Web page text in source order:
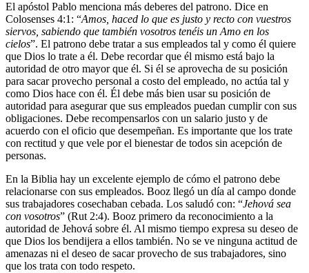
El apóstol Pablo menciona más deberes del patrono. Dice en
Colosenses 4:1: “Amos, haced lo que es justo y recto con vuestros
siervos, sabiendo que también vosotros tenéis un Amo en los
cielos”. El patrono debe tratar a sus empleados tal y como él quiere
que Dios lo trate a él. Debe recordar que él mismo está bajo la
autoridad de otro mayor que él. Si él se aprovecha de su posición
para sacar provecho personal a costo del empleado, no actúa tal y
como Dios hace con él. Él debe más bien usar su posición de
autoridad para asegurar que sus empleados puedan cumplir con sus
obligaciones. Debe recompensarlos con un salario justo y de
acuerdo con el oficio que desempeñan. Es importante que los trate
con rectitud y que vele por el bienestar de todos sin acepción de
personas.
En la Biblia hay un excelente ejemplo de cómo el patrono debe
relacionarse con sus empleados. Booz llegó un día al campo donde
sus trabajadores cosechaban cebada. Los saludó con: “Jehová sea
con vosotros” (Rut 2:4). Booz primero da reconocimiento a la
autoridad de Jehová sobre él. Al mismo tiempo expresa su deseo de
que Dios los bendijera a ellos también. No se ve ninguna actitud de
amenazas ni el deseo de sacar provecho de sus trabajadores, sino
que los trata con todo respeto.